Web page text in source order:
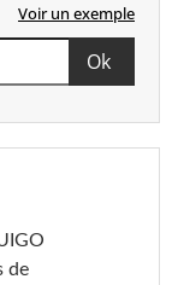
Voir un exemple
de